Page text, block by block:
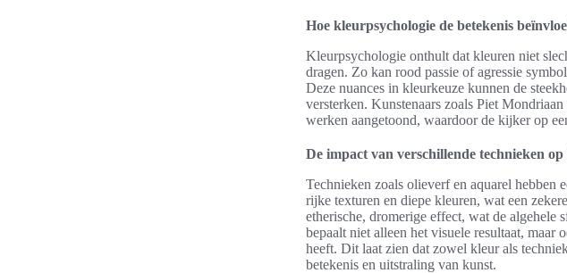
Hoe kleurpsychologie de betekenis
Kleurpsychologie onthult dat kleuren niet
dragen. Zo kan rood passie of agressie
Deze nuances in kleurkeuze kunnen de
versterken. Kunstenaars zoals Piet
werken aangetoond, waardoor de kijker op
De impact van verschillende technieken
Technieken zoals olieverf en aquarel
rijke texturen en diepe kleuren, wat een
etherische, dromerige effect, wat de algehele
bepaalt niet alleen het visuele resultaat,
heeft. Dit laat zien dat zowel kleur als
betekenis en uitstraling van kunst.